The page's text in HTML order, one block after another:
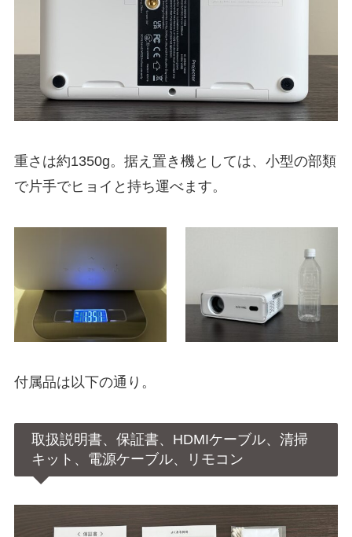
重さは約1350g。据え置き機としては、小型の部類
で片手でヒョイと持ち運べます。
付属品は以下の通り。
取扱説明書、保証書、HDMIケーブル、清掃
キット、電源ケーブル、リモコン